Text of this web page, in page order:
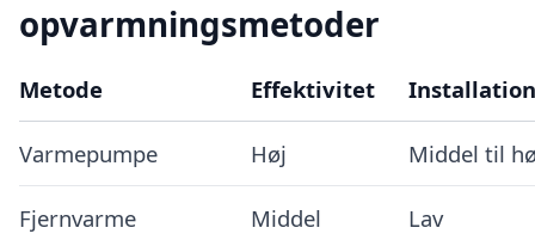
opvarmningsmetoder
Metode Effektivitet
Varmepumpe Høj Middel til
Fjernvarme Middel Lav